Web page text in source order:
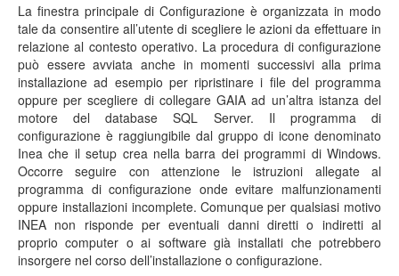
La finestra principale di Configurazione è organizzata in modo
tale da consentire all’utente di scegliere le azioni da effettuare in
relazione al contesto operativo. La procedura di configurazione
può essere avviata anche in momenti successivi alla prima
installazione ad esempio per ripristinare i file del programma
oppure per scegliere di collegare GAIA ad un’altra istanza del
motore del database SQL Server. Il programma di
configurazione è raggiungibile dal gruppo di icone denominato
Inea che il setup crea nella barra dei programmi di Windows.
Occorre seguire con attenzione le istruzioni allegate al
programma di configurazione onde evitare malfunzionamenti
oppure installazioni incomplete. Comunque per qualsiasi motivo
INEA non risponde per eventuali danni diretti o indiretti al
proprio computer o ai software già installati che potrebbero
insorgere nel corso dell’installazione o configurazione.